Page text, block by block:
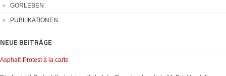
GORLEBEN
PUBLIKATIONEN
NEUE BEITRÄGE
Asphalt-Protest à la carte